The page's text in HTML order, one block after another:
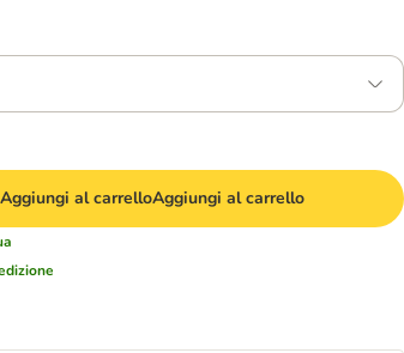
Aggiungi al carrelloAggiungi al carrello